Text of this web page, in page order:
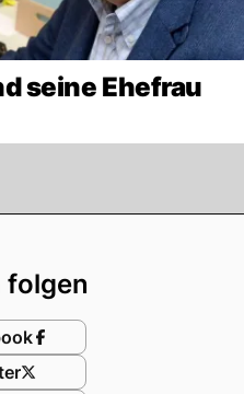
seine Ehefrau
folgen